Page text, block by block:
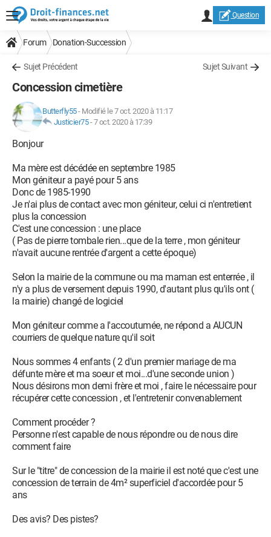
Question
Forum Donation-Succession
Sujet Précédent Sujet Suivant
Concession cimetière
Butterfly55- Modifié le 7 oct. 2020 à 11:17
Justicier75-7 oct. 2020 à 17:39
Bonjour
Ma mère est décédée en septembre 1985
Mon géniteur a payé pour 5 ans
Donc de 1985-1990
Je n'ai plus de contact avec mon géniteur, celui ci n'entretient
plus la concession
C'est une concession : une place
( Pas de pierre tombale rien...que de la terre , mon géniteur
n'avait aucune rentrée d'argent a cette époque)
Selon la mairie de la commune ou ma maman est enterrée , il
n'y a plus de versement depuis 1990, d'autant plus qu'ils ont (
la mairie) changé de logiciel
Mon géniteur comme a l'accoutumée, ne répond a AUCUN
courriers de quelque nature qu'il soit
Nous sommes 4 enfants ( 2 d'un premier mariage de ma
défunte mère et ma soeur et moi...d'une seconde union )
Nous désirons mon demi frère et moi , faire le nécessaire pour
récupérer cette concession , et l'entretenir convenablement
Comment procéder ?
Personne n'est capable de nous répondre ou de nous dire
comment faire
Sur le "titre" de concession de la mairie il est noté que c'est une
concession de terrain de 4m² superficiel d'accordée pour 5
ans
Des avis? Des pistes?